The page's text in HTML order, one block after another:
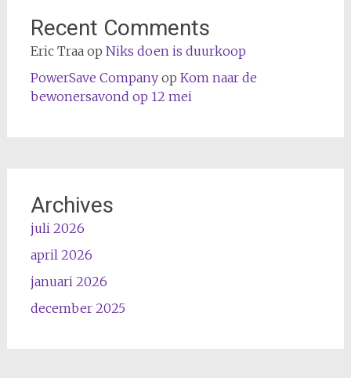
Recent Comments
Eric Traaop Niks doen is duurkoop
PowerSave Companyop Kom naar de
bewonersavond op 12 mei
Archives
juli 2026
april 2026
januari 2026
december 2025